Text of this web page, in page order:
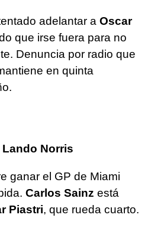
adelantar a Oscar
que irse fuera para no
Denuncia por radio que
en quinta
Norris
ganar el GP de Miami
Carlos Sainz está
Piastri, que rueda cuarto.